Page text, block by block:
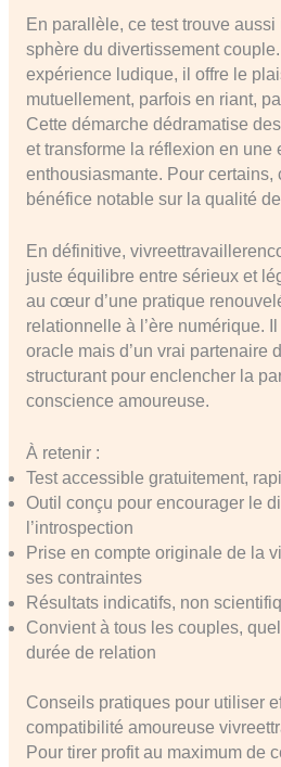
En parallèle, ce test trouve
sphère du divertissement
expérience ludique, il offre le
mutuellement, parfois en riant,
Cette démarche dédramatise
et transforme la réflexion en une
enthousiasmante. Pour certains,
bénéfice notable sur la qualité
En définitive,
juste équilibre entre sérieux et
au cœur d’une pratique
relationnelle à l’ère numérique. Il
oracle mais d’un vrai partenaire
structurant pour enclencher la
conscience amoureuse.
À retenir :
Test accessible gratuitement,
Outil conçu pour encourager le
l’introspection
Prise en compte originale de la
ses contraintes
Résultats indicatifs, non
Convient à tous les couples,
durée de relation
Conseils pratiques pour utiliser
compatibilité amoureuse
Pour tirer profit au maximum de